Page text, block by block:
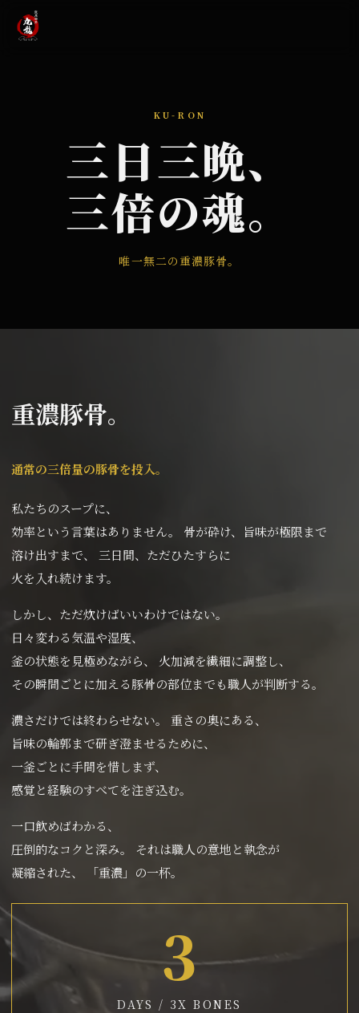
KU-RON
三日三晩、
三倍の魂。
唯一無二の重濃豚骨。
重濃豚骨。
通常の三倍量の豚骨を投入。
私たちのスープに、
効率という言葉はありません。
骨が砕け、旨味が極限まで
溶け出すまで、
三日間、ただひたすらに
火を入れ続けます。
しかし、ただ炊けばいいわけではない。
日々変わる気温や湿度、
釜の状態を見極めながら、
火加減を繊細に調整し、
その瞬間ごとに加える豚骨の部位までも職人が判断する。
濃さだけでは終わらせない。
重さの奥にある、
旨味の輪郭まで研ぎ澄ませるために、
一釜ごとに手間を惜しまず、
感覚と経験のすべてを注ぎ込む。
一口飲めばわかる、
圧倒的なコクと深み。
それは職人の意地と執念が
凝縮された、
「重濃」の一杯。
3
DAYS / 3X BONES